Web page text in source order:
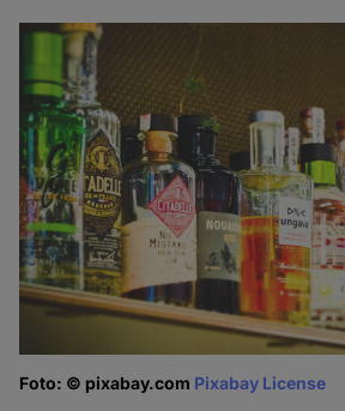
Foto: © pixabay.com Pixabay License